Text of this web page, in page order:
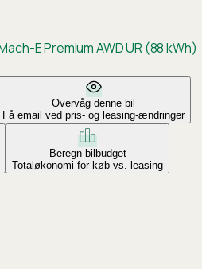
E Premium AWD UR (88 kWh)
Overvåg denne bil
Få email ved pris- og leasing-ændringer
Beregn bilbudget
Totaløkonomi for køb vs. leasing